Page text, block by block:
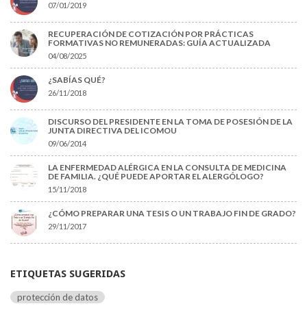
07/01/2019
RECUPERACIÓN DE COTIZACIÓN POR PRÁCTICAS
FORMATIVAS NO REMUNERADAS: GUÍA ACTUALIZADA
04/08/2025
¿SABÍAS QUÉ?
26/11/2018
DISCURSO DEL PRESIDENTE EN LA TOMA DE POSESIÓN DE LA
JUNTA DIRECTIVA DEL ICOMOU
09/06/2014
LA ENFERMEDAD ALÉRGICA EN LA CONSULTA DE MEDICINA
DE FAMILIA. ¿QUÉ PUEDE APORTAR EL ALERGÓLOGO?
15/11/2018
¿CÓMO PREPARAR UNA TESIS O UN TRABAJO FIN DE GRADO?
29/11/2017
ETIQUETAS SUGERIDAS
protección de datos